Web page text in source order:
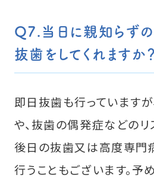
Q7.当日に親知らずの
抜歯をしてくれますか？
即日抜歯も行っています
や、抜歯の偶発症などのリ
後日の抜歯又は高度専門
行うこともございます。予